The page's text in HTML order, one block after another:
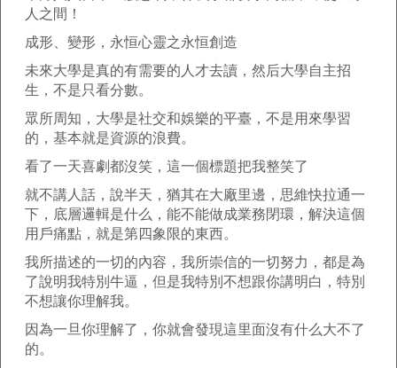
人之間！
成形、變形，永恒心靈之永恒創造
未來大學是真的有需要的人才去讀，然后大學自主招
生，不是只看分數。
眾所周知，大學是社交和娛樂的平臺，不是用來學習
的，基本就是資源的浪費。
看了一天喜劇都沒笑，這一個標題把我整笑了
就不講人話，說半天，猶其在大廠里邊，思維快拉通一
下，底層邏輯是什么，能不能做成業務閉環，解決這個
用戶痛點，就是第四象限的東西。
我所描述的一切的內容，我所崇信的一切努力，都是為
了說明我特別牛逼，但是我特別不想跟你講明白，特別
不想讓你理解我。
因為一旦你理解了，你就會發現這里面沒有什么大不了
的。